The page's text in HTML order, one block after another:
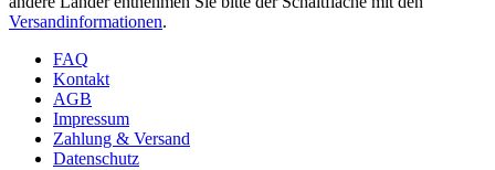
Versandinformationen.
FAQ
Kontakt
AGB
Impressum
Zahlung & Versand
Datenschutz